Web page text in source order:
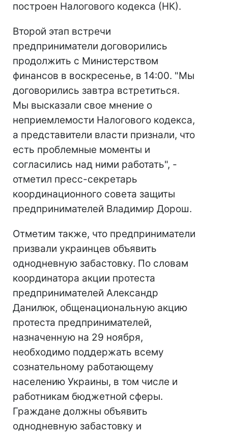
построен Налогового кодекса (НК).
Второй этап встречи
предприниматели договорились
продолжить с Министерством
финансов в воскресенье, в 14:00. "Мы
договорились завтра встретиться.
Мы высказали свое мнение о
неприемлемости Налогового кодекса,
а представители власти признали, что
есть проблемные моменты и
согласились над ними работать", -
отметил пресс-секретарь
координационного совета защиты
предпринимателей Владимир Дорош.
Отметим также, что предприниматели
призвали украинцев объявить
однодневную забастовку. По словам
координатора акции протеста
предпринимателей Александр
Данилюк, общенациональную акцию
протеста предпринимателей,
назначенную на 29 ноября,
необходимо поддержать всему
сознательному работающему
населению Украины, в том числе и
работникам бюджетной сферы.
Граждане должны объявить
однодневную забастовку и